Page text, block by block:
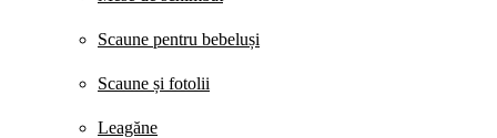
Scaune pentru bebeluși
Scaune și fotolii
Leagăne